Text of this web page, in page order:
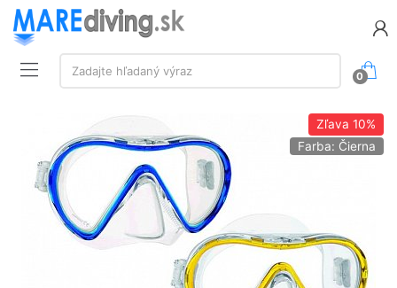
Vyhľadávanie:
Zadajte hľadaný výraz
0
Zľava 10%
Farba: Čierna